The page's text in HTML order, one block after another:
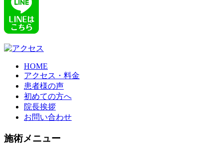
HOME
アクセス・料金
患者様の声
初めての方へ
院長挨拶
お問い合わせ
施術メニュー